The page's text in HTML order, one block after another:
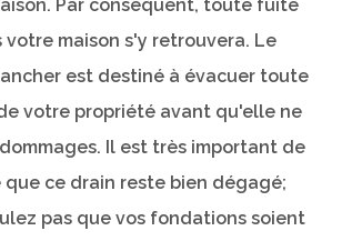
Par conséquent, toute fuite
votre maison s'y retrouvera. Le
est destiné à évacuer toute
votre propriété avant qu'elle ne
Il est très important de
que ce drain reste bien dégagé;
pas que vos fondations soient